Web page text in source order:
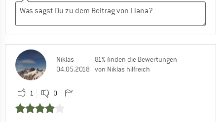
Niklas
04.05.2018
81% finden die Bewertungen
von Niklas hilfreich
1 0